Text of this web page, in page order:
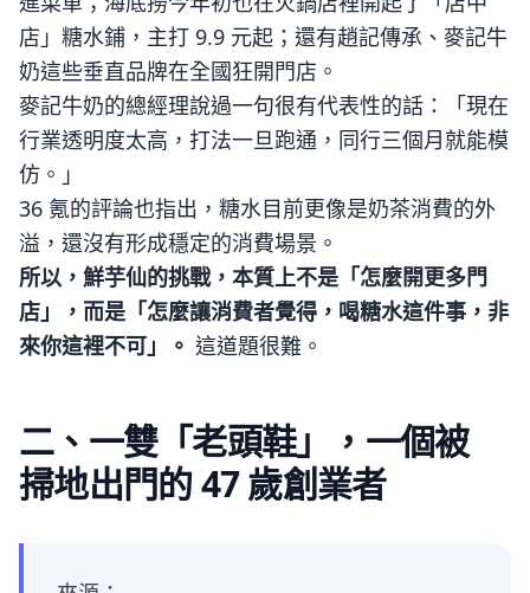
店」糖水鋪，主打 9.9 元起；還有趙記傳承、麥記牛
奶這些垂直品牌在全國狂開門店。
麥記牛奶的總經理說過一句很有代表性的話：「現在
行業透明度太高，打法一旦跑通，同行三個月就能模
仿。」
36 氪的評論也指出，糖水目前更像是奶茶消費的外
溢，還沒有形成穩定的消費場景。
所以，鮮芋仙的挑戰，本質上不是「怎麼開更多門
店」，而是「怎麼讓消費者覺得，喝糖水這件事，非
來你這裡不可」。 這道題很難。
二、一雙「老頭鞋」，一個被
掃地出門的 47 歲創業者